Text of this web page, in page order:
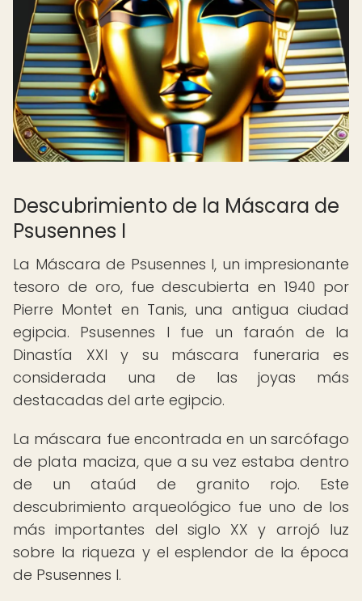
Descubrimiento de la Máscara de
Psusennes I
La Máscara de Psusennes I, un impresionante
tesoro de oro, fue descubierta en 1940 por
Pierre Montet en Tanis, una antigua ciudad
egipcia. Psusennes I fue un faraón de la
Dinastía XXI y su máscara funeraria es
considerada una de las joyas más
destacadas del arte egipcio.
La máscara fue encontrada en un sarcófago
de plata maciza, que a su vez estaba dentro
de un ataúd de granito rojo. Este
descubrimiento arqueológico fue uno de los
más importantes del siglo XX y arrojó luz
sobre la riqueza y el esplendor de la época
de Psusennes I.